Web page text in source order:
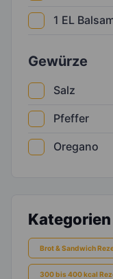
1 EL
Gewürze
Salz
Pfeffer
Oregano
Kategorien
Brot & Sandwich
300 bis 400 kcal